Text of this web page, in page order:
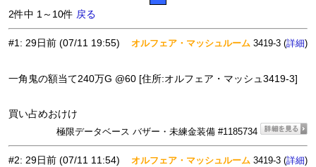
2件中 1～10件 戻る
#1: 29日前 (07/11 19:55) オルフェア・マッシュルーム 3419-3 (詳細)
一角鬼の額当て240万G @60 [住所:オルフェア・マッシュ3419-3]
買い占めおけけ
極限データベース バザー・未練金装備 #1185734
#2: 29日前 (07/11 11:54) オルフェア・マッシュルーム 3419-3 (詳細)